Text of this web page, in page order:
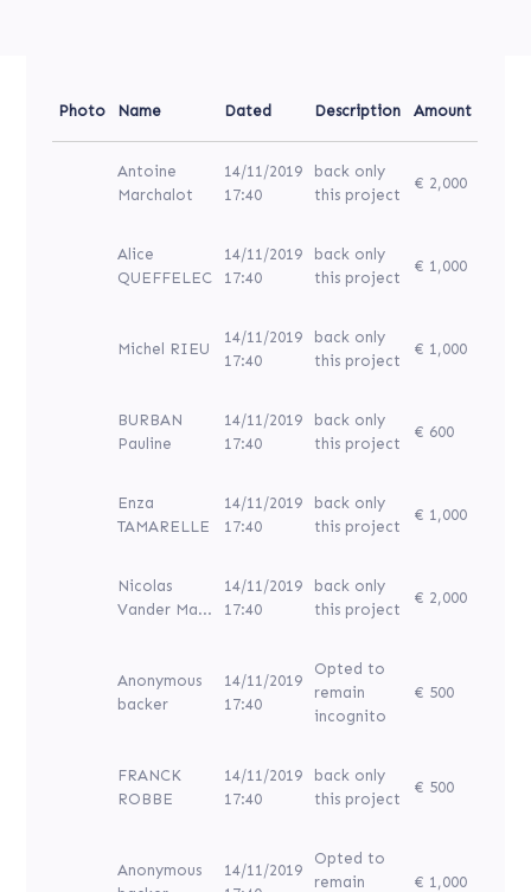
Photo Name Dated Description Amount
Antoine
Marchalot
14/11/2019
17:40
back only
this project
€ 2,000
Alice
QUEFFELEC
14/11/2019
17:40
back only
this project
€ 1,000
Michel RIEU
14/11/2019
17:40
back only
this project
€ 1,000
BURBAN
Pauline
14/11/2019
17:40
back only
this project
€ 600
Enza
TAMARELLE
14/11/2019
17:40
back only
this project
€ 1,000
Nicolas
Vander Ma...
14/11/2019
17:40
back only
this project
€ 2,000
Anonymous
backer
14/11/2019
17:40
Opted to
remain
incognito
€ 500
FRANCK
ROBBE
14/11/2019
17:40
back only
this project
€ 500
Anonymous
14/11/2019
Opted to
remain
€ 1,000